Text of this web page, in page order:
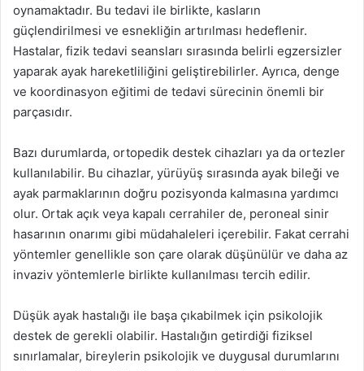
oynamaktadır. Bu tedavi ile birlikte, kasların
güçlendirilmesi ve esnekliğin artırılması hedeflenir.
Hastalar, fizik tedavi seansları sırasında belirli egzersizler
yaparak ayak hareketliliğini geliştirebilirler. Ayrıca, denge
ve koordinasyon eğitimi de tedavi sürecinin önemli bir
parçasıdır.
Bazı durumlarda, ortopedik destek cihazları ya da ortezler
kullanılabilir. Bu cihazlar, yürüyüş sırasında ayak bileği ve
ayak parmaklarının doğru pozisyonda kalmasına yardımcı
olur. Ortak açık veya kapalı cerrahiler de, peroneal sinir
hasarının onarımı gibi müdahaleleri içerebilir. Fakat cerrahi
yöntemler genellikle son çare olarak düşünülür ve daha az
invaziv yöntemlerle birlikte kullanılması tercih edilir.
Düşük ayak hastalığı ile başa çıkabilmek için psikolojik
destek de gerekli olabilir. Hastalığın getirdiği fiziksel
sınırlamalar, bireylerin psikolojik ve duygusal durumlarını